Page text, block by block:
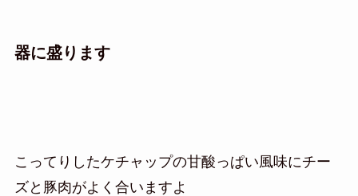
器に盛ります
こってりしたケチャップの甘酸っぱい風味にチー
ズと豚肉がよく合いますよ